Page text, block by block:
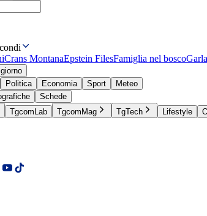
Crans MontanaEpstein FilesFamiglia nel bosco
Politica Economia Sport
Meteo
Schede
TgcomLab TgcomMag TgTech Lifestyle